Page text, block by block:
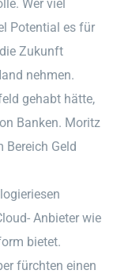
Wer viel
Potential es für
Zukunft
nehmen.
gehabt hätte,
Banken. Moritz
Bereich Geld
Anbieter wie
bietet.
fürchten einen